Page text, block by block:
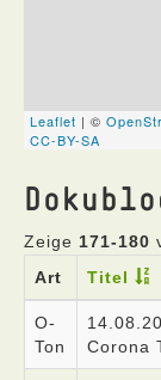
Zeige 171-180
Art
Titel
O-
Ton
Corona